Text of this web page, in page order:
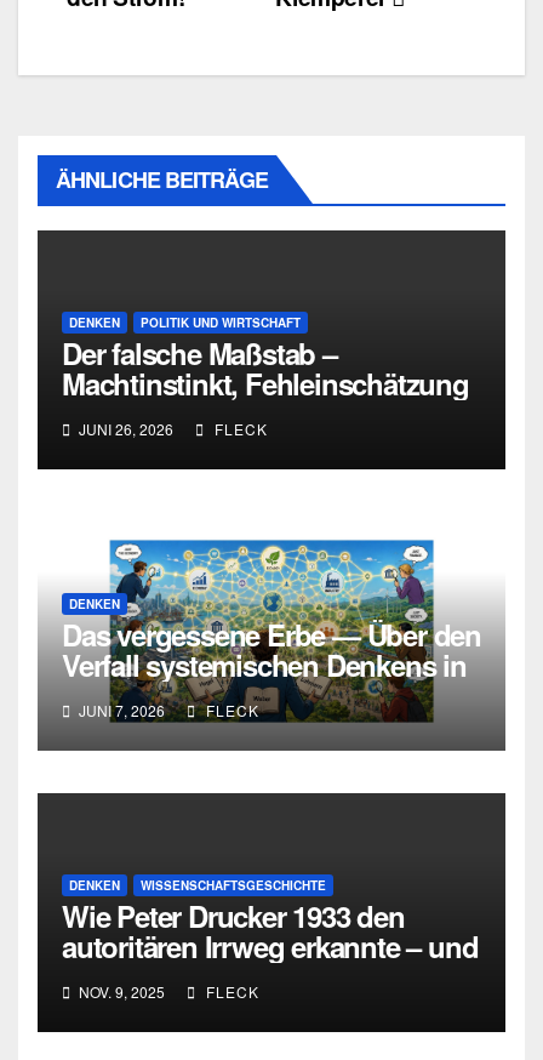
ÄHNLICHE BEITRÄGE
DENKEN POLITIK UND WIRTSCHAFT
Der falsche Maßstab –
Machtinstinkt, Fehleinschätzung
und die Grenzen intellektueller
Urteilskraft
JUNI 26, 2026 FLECK
DENKEN
Das vergessene Erbe — Über den
Verfall systemischen Denkens in
Deutschland
JUNI 7, 2026 FLECK
DENKEN WISSENSCHAFTSGESCHICHTE
Wie Peter Drucker 1933 den
autoritären Irrweg erkannte – und
den dritten Weg zwischen
Totalitarismus und Liberalismus
entwickelte
NOV. 9, 2025 FLECK